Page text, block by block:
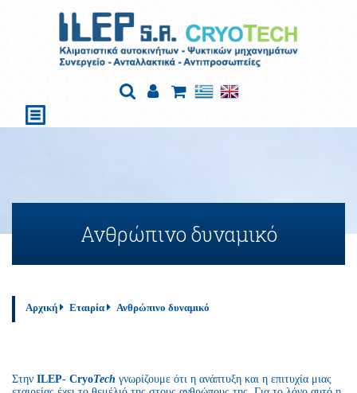
Ανθρώπινο δυναμικό
Αρχική Εταιρία Ανθρώπινο δυναμικό
Στην ILEP- CryoTech γνωρίζουμε ότι η ανάπτυξη και η επιτυχία μιας